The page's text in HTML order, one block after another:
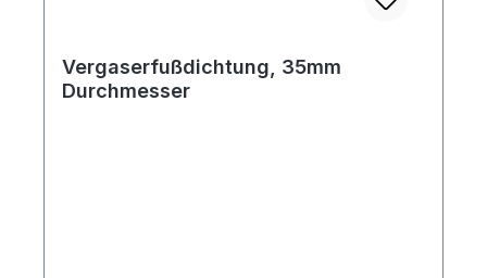
Vergaserfußdichtung, 35mm
Durchmesser